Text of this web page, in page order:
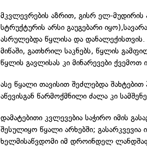
მკვლევრების აზრით, გისრ ელ-
სტრუქტურის არსი გაუგებარი
ასრულებდა წყლისა და დანალექისთვის.
მიწაში, გათხრილ საკნებს, წყლის
წყლის გავლისას კი მინარევები ქვემოთ
ასე წყალი თავისით შეძლებდა შახტებით
აწევისგან წარმოქმნილი ძალა კი
დამატებითი კვლევებია საჭირო იმის
შესულიყო წყალი არხებში;
ხელმისაწვდომი იმ დროინდელ